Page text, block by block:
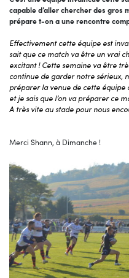
capable d’aller chercher des gros
prépare t-on a une rencontre
Effectivement cette équipe est
sait que ce match va être un vrai
excitant ! Cette semaine va être
continue de garder notre sérieux,
préparer la venue de cette équipe
et je sais que l’on va préparer ce
A très vite au stade pour nous
Merci Shann, à Dimanche !